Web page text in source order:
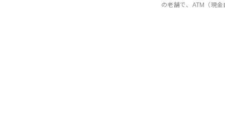
の老舗で、ATM（現